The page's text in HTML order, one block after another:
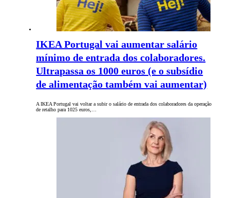
IKEA Portugal vai aumentar salário
mínimo de entrada dos colaboradores.
Ultrapassa os 1000 euros (e o subsídio
de alimentação também vai aumentar)
A IKEA Portugal vai voltar a subir o salário de entrada dos colaboradores da operação
de retalho para 1025 euros,…